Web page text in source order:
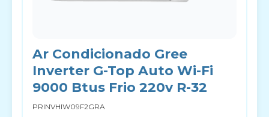
Ar Condicionado Gree
Inverter G-Top Auto Wi-Fi
9000 Btus Frio 220v R-32
PRINVHIW09F2GRA